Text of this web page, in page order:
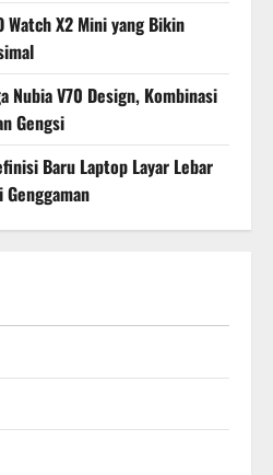
Watch X2 Mini yang Bikin
Nubia V70 Design, Kombinasi
Gengsi
Baru Laptop Layar Lebar